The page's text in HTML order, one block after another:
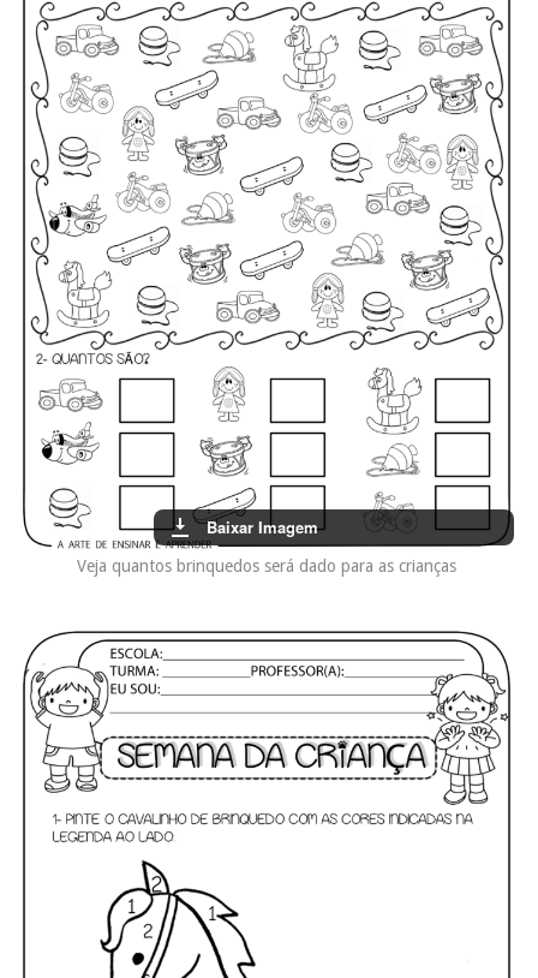
Baixar Imagem
Veja quantos brinquedos será dado para as crianças